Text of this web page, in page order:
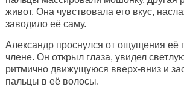
живот. Она чувствовала его вкус,
заводило её саму.
Александр проснулся от ощущения её
члене. Он открыл глаза, увидел
ритмично движущуюся вверх-вниз и
пальцы в её волосы.